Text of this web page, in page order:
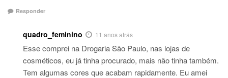
Responder
quadro_feminino 11 anos atrás
Esse comprei na Drogaria São Paulo, nas lojas de
cosméticos, eu já tinha procurado, mais não tinha também.
Tem algumas cores que acabam rapidamente. Eu amei